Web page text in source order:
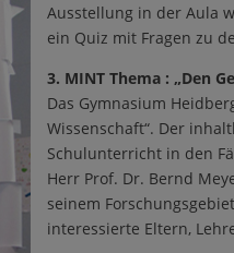
Ausstellung in der Aula
ein Quiz mit Fragen zu
3. MINT Thema : „Den
Das Gymnasium
Wissenschaft“. Der
Schulunterricht in den
Herr Prof. Dr. Bernd
seinem
interessierte Eltern,